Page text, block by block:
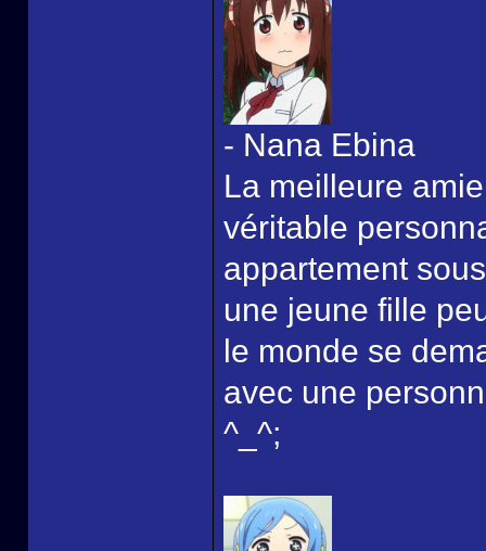
- Nana Ebina
La meilleure
véritable
appartement
une jeune fille
le monde se
avec une
^_^;